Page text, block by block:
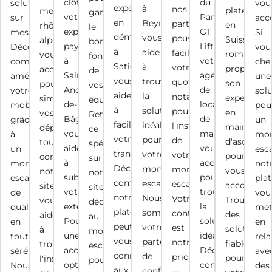
solutions
sur
mesure.
Découvrez
comment
améliorer
votre
mobilité
grâce
à
un
monte-
escalier
de
qualité,
en
toute
sérénité.
Nous
meubles
rhône-
alpes
vous
accompagne
pour
simplifier
vos
déplacements,
tout
comme
notre
site
vous
aide
à
trouver
l'installation
clôtures,
votre
expert
paysagiste
à
Saint-
André-
de-
Bâgé,
vous
aide
à
sublimer
votre
extérieur.
Pour
une
accessibilité
optimale
garantir
le
bon
fonctionnement
de
vos
équipements.
Retrouvez
ce
spécialiste
sur
notre
site
dédié
au
monte-
escalier
pour
expert
en
déménagement
à
Satigny,
vous
aide
à
faciliter
votre
transition.
Découvrez
comment
notre
plateforme
peut
vous
connecter
à
Beynost,
vous
aide
à
trouver
la
solution
idéale
pour
votre
monte
escalier.
Nous
sommes
votre
partenaire
de
nos
partenaires
peuvent
faciliter
votre
quotidien,
notamment
pour
l'installation
de
votre
monte-
escalier.
Votre
confort
est
notre
priorité.
du
Parc,
GT
Lift,
votre
agence
de
location
de
matériel,
vous
accompagne
pour
trouver
la
solution
idéale.
Découvrez
comment
en
Suisse
romande"
propose
son
expertise
en
pour
vous
Trouvez
des
solutions
fiables
pour
Si
une
un
en
des